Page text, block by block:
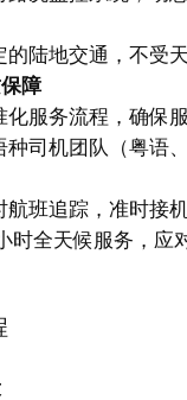
的陆地交通，不受
障
化服务流程，确保
种司机团队（粤语
航班追踪，准时接
时全天候服务，应